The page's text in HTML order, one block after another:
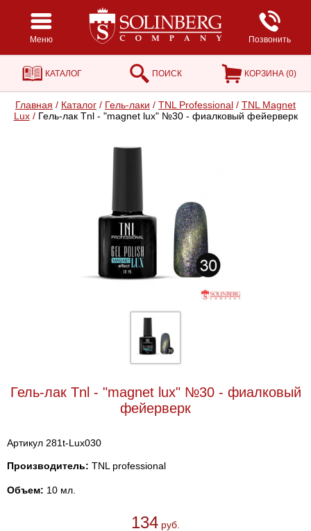
Меню Позвонить
КАТАЛОГ ПОИСК КОРЗИНА (0)
Главная / Каталог / Гель-лаки / TNL Professional / TNL Magnet
Lux /Гель-лак Tnl - "magnet lux" №30 - фиалковый фейерверк
Гель-лак Tnl - "magnet lux" №30 - фиалковый
фейерверк
Артикул 281t-Lux030
Производитель: TNL professional
Объем: 10 мл.
134 руб.